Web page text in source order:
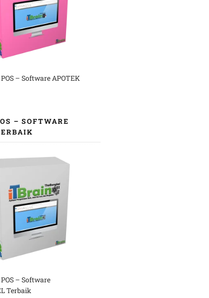
– Software APOTEK
– SOFTWARE
– Software
Terbaik